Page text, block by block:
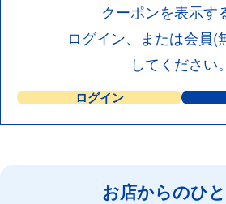
クーポンを表示す
ログイン、または会員(
してください。
ログイン
お店からのひ